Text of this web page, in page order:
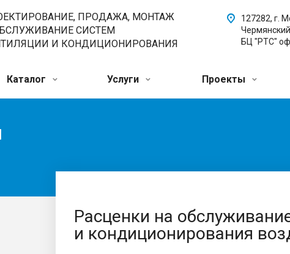
ПРОДАЖА, МОНТАЖ
СИСТЕМ
И КОНДИЦИОНИРОВАНИЯ
127282, г.
БЦ "РТС"
Каталог Услуги Проекты
Расценки на
и кондиционирования